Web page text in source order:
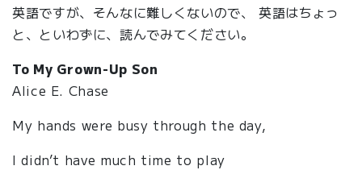
英語ですが、そんなに難しくないので、 英語はちょっ
と、といわずに、読んでみてください。
To My Grown-Up Son
Alice E. Chase
My hands were busy through the day,
I didn’t have much time to play